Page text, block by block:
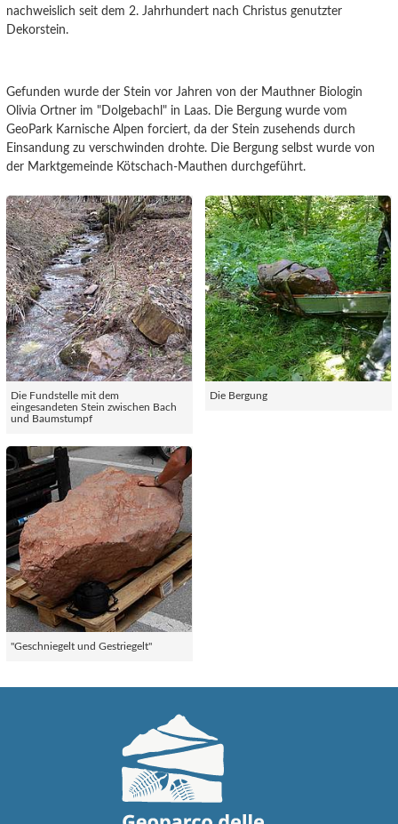
nachweislich seit dem 2. Jahrhundert nach Christus genutzter
Dekorstein.
Gefunden wurde der Stein vor Jahren von der Mauthner Biologin
Olivia Ortner im "Dolgebachl" in Laas. Die Bergung wurde vom
GeoPark Karnische Alpen forciert, da der Stein zusehends durch
Einsandung zu verschwinden drohte. Die Bergung selbst wurde von
der Marktgemeinde Kötschach-Mauthen durchgeführt.
Die Fundstelle mit dem
eingesandeten Stein zwischen Bach
und Baumstumpf
Die Bergung
"Geschniegelt und Gestriegelt"